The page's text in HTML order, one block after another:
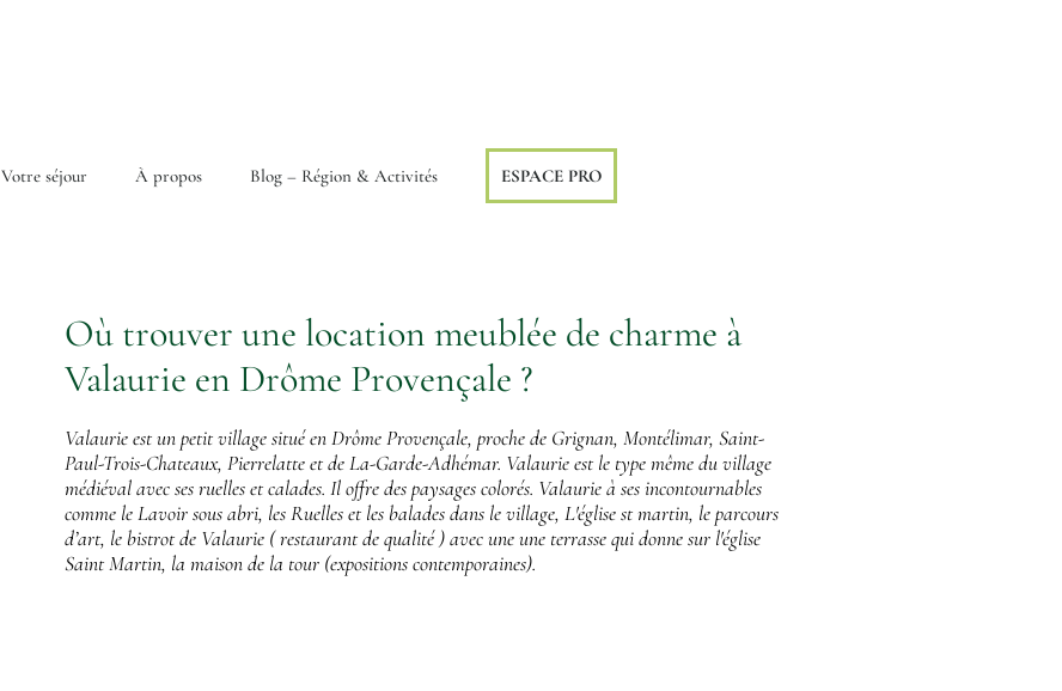
Votre séjour À propos Blog – Région & Activités ESPACE PRO
Où trouver une location meublée de charme à
Valaurie en Drôme Provençale ?
Valaurie est un petit village situé en Drôme Provençale, proche de Grignan, Montélimar, Saint-
Paul-Trois-Chateaux, Pierrelatte et de La-Garde-Adhémar. Valaurie est le type même du village
médiéval avec ses ruelles et calades. Il offre des paysages colorés. Valaurie à ses incontournables
comme le Lavoir sous abri, les Ruelles et les balades dans le village, L'église st martin, le parcours
d’art, le bistrot de Valaurie ( restaurant de qualité ) avec une une terrasse qui donne sur l'église
Saint Martin, la maison de la tour (expositions contemporaines).